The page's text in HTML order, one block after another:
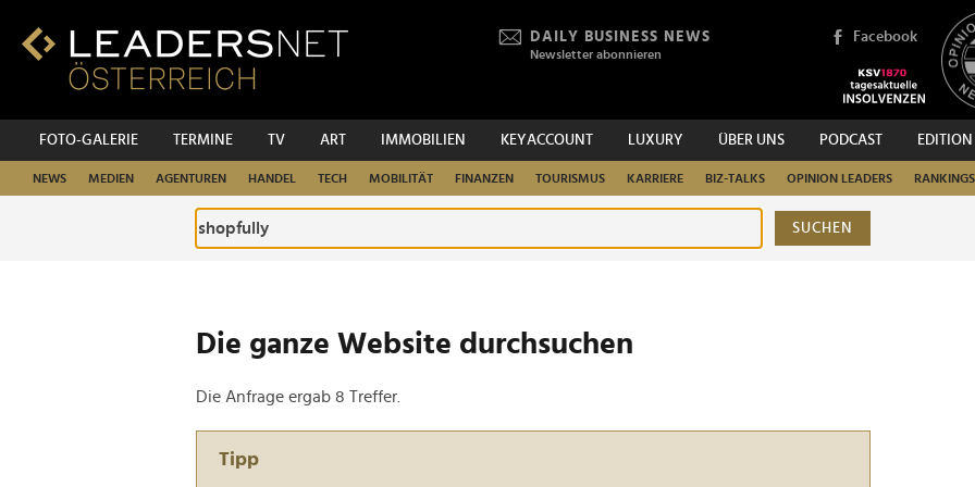
Inhalt
Fußzeilen-
DAILY BUSINESS NEWS
Newsletter abonnieren
Facebook
FOTO-GALERIE TERMINE TV ART IMMOBILIEN KEYACCOUNT LUXURY ÜBER UNS PODCAST EDITION
NEWS MEDIEN AGENTUREN HANDEL TECH MOBILITÄT FINANZEN TOURISMUS KARRIERE BIZ-TALKS OPINION LEADERS RANKINGS
SUCHEN
Die ganze Website durchsuchen
Die Anfrage ergab 8 Treffer.
Tipp